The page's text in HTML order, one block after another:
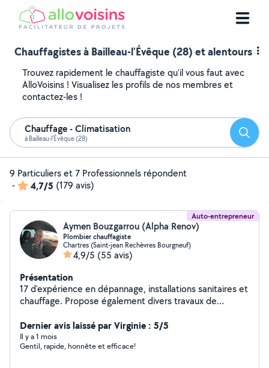
Chauffagistes à Bailleau-l'Évêque (28) et alentours
Trouvez rapidement le chauffagiste qu'il vous faut avec
AlloVoisins ! Visualisez les profils de nos membres et
contactez-les !
Chauffage - Climatisation
à Bailleau-l'Évêque (28)
9 Particuliers et 7 Professionnels répondent
-
4,7/5 (179 avis)
Auto-entrepreneur
Aymen Bouzgarrou (Alpha Renov)
Plombier chauffagiste
Chartres (Saint-jean Rechèvres Bourgneuf)
4,9/5 (55 avis)
Présentation
17 d'expérience en dépannage, installations sanitaires et
chauffage. Propose également divers travaux de
Dernier avis laissé par Virginie : 5/5
Il y a 1 mois
Gentil, rapide, honnête et efficace!